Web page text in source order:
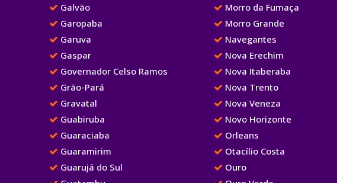
Galvão
Garopaba
Garuva
Gaspar
Governador Celso Ramos
Grão-Pará
Gravatal
Guabiruba
Guaraciaba
Guaramirim
Guarujá do Sul
Morro da Fumaça
Morro Grande
Navegantes
Nova Erechim
Nova Itaberaba
Nova Trento
Nova Veneza
Novo Horizonte
Orleans
Otacílio Costa
Ouro